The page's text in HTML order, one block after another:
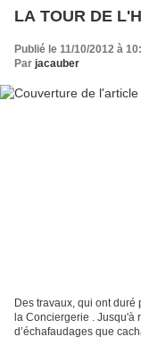
LA TOUR DE
Publié le 11/10/2012 à
Par jacauber
Des travaux, qui ont duré
la Conciergerie . Jusqu'à
d’échafaudages que